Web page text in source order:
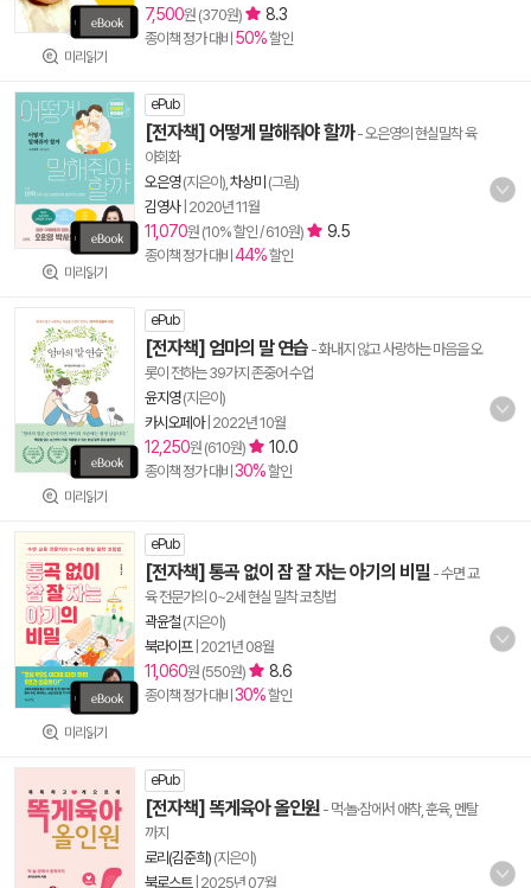
미리읽기
7,500원 (370원) 8.3
종이책 정가 대비 50%할인
미리읽기
ePub
[전자책] 어떻게 말해줘야 할까- 오은영의 현실밀착 육
아회화
오은영(지은이), 차상미 (그림)
김영사| 2020년 11월
11,070원 (10% 할인 / 610원) 9.5
종이책 정가 대비 44%할인
미리읽기
ePub
[전자책] 엄마의 말 연습 - 화내지 않고 사랑하는 마음을 오
롯이 전하는 39가지 존중어 수업
윤지영(지은이)
카시오페아| 2022년 10월
12,250원 (610원) 10.0
종이책 정가 대비 30%할인
미리읽기
ePub
[전자책] 통곡 없이 잠 잘 자는 아기의 비밀 - 수면 교
육 전문가의 0~2세 현실 밀착 코칭법
곽윤철 (지은이)
북라이프| 2021년 08월
11,060원 (550원) 8.6
종이책 정가 대비 30%할인
ePub
[전자책] 똑게육아 올인원 - 먹·놀·잠에서 애착, 훈육, 멘탈
까지
로리(김준희) (지은이)
북로스트| 2025년 07월